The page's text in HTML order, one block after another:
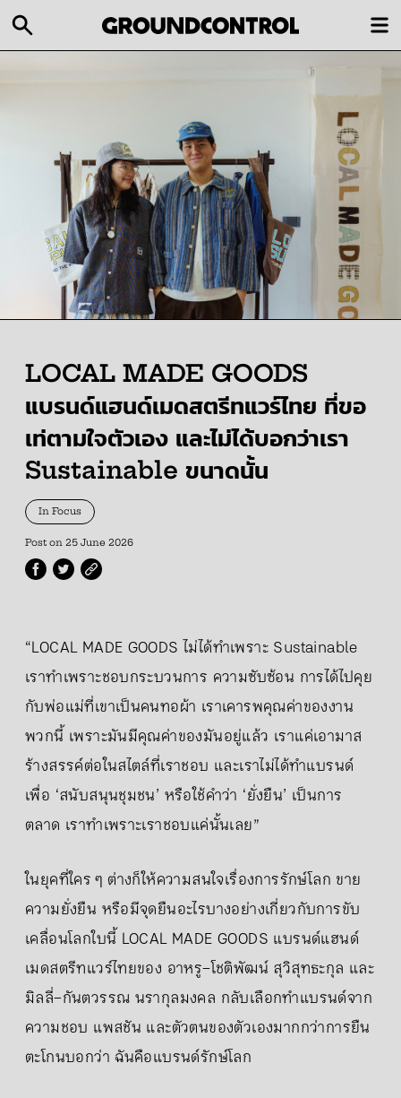
LOCAL MADE GOODS
แบรนด์แฮนด์เมดสตรีทแวร์ไทย ที่ขอ
เท่ตามใจตัวเอง และไม่ได้บอกว่าเรา
Sustainable ขนาดนั้น
In Focus
Post on 25 June 2026
“LOCAL MADE GOODS ไม่ได้ทำเพราะ Sustainable
เราทำเพราะชอบกระบวนการ ความซับซ้อน การได้ไปคุย
กับพ่อแม่ที่เขาเป็นคนทอผ้า เราเคารพคุณค่าของงาน
พวกนี้ เพราะมันมีคุณค่าของมันอยู่แล้ว เราแค่เอามาส
ร้างสรรค์ต่อในสไตล์ที่เราชอบ และเราไม่ได้ทำแบรนด์
เพื่อ ‘สนับสนุนชุมชน’ หรือใช้คำว่า ‘ยั่งยืน’ เป็นการ
ตลาด เราทำเพราะเราชอบแค่นั้นเลย”
ในยุคที่ใคร ๆ ต่างก็ให้ความสนใจเรื่องการรักษ์โลก ขาย
ความยั่งยืน หรือมีจุดยืนอะไรบางอย่างเกี่ยวกับการขับ
เคลื่อนโลกใบนี้ LOCAL MADE GOODS แบรนด์แฮนด์
เมดสตรีทแวร์ไทยของ อาหรู–โชติพัฒน์ สุวิสุทธะกุล และ
มิลลี่–กันตวรรณ นรากุลมงคล กลับเลือกทำแบรนด์จาก
ความชอบ แพสชัน และตัวตนของตัวเองมากกว่าการยืน
ตะโกนบอกว่า ฉันคือแบรนด์รักษ์โลก